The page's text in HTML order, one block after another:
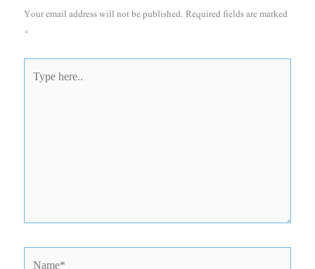
Your email address will not be published.Required fields are marked
*
here..